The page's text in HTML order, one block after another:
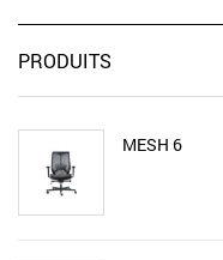
PRODUITS
MESH 6